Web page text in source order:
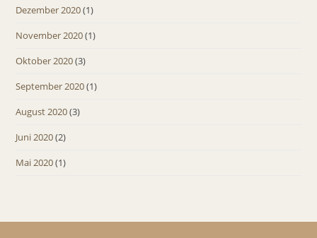
Dezember 2020(1)
November 2020(1)
Oktober 2020(3)
September 2020(1)
August 2020(3)
Juni 2020(2)
Mai 2020(1)